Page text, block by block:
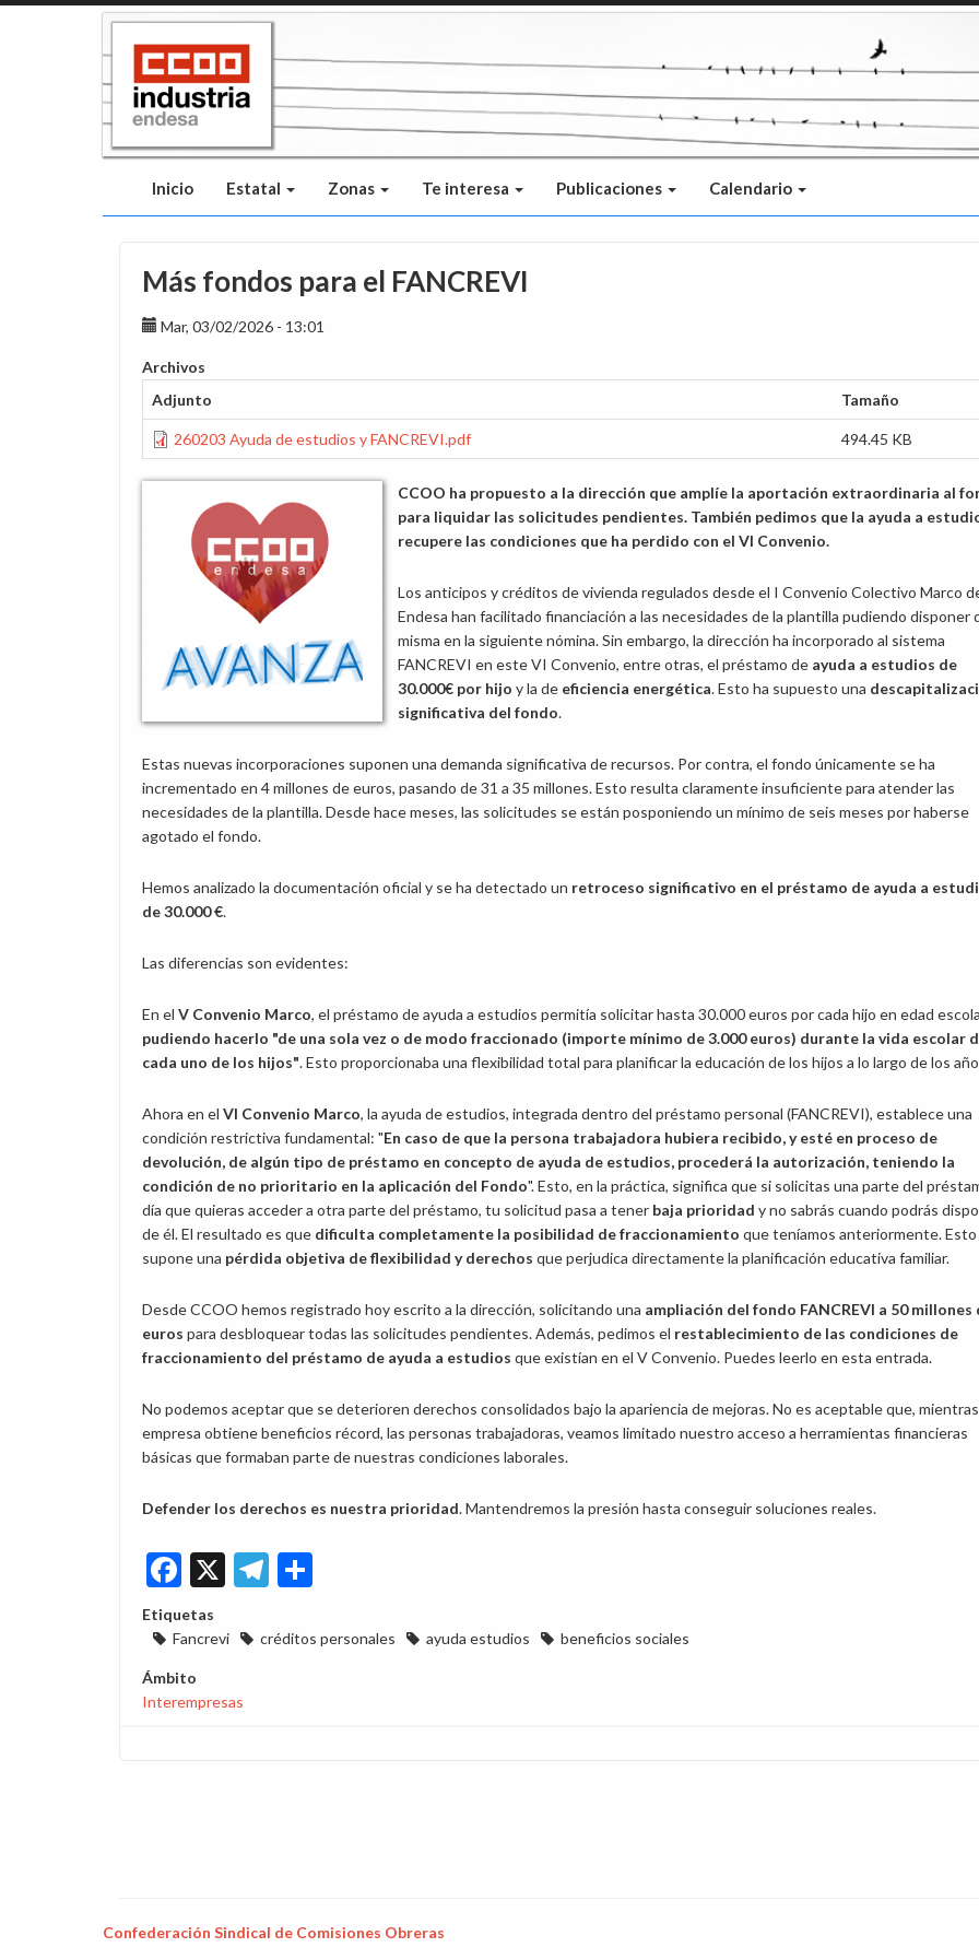
Inicio Estatal Zonas Te interesa Publicaciones Calendario
Más fondos para el FANCREVI
Mar, 03/02/2026 - 13:01
Archivos
Adjunto
Tamaño
260203 Ayuda de estudios y FANCREVI.pdf 494.45 KB
CCOO ha propuesto a la dirección que amplíe la aportación extraordinaria al
para liquidar las solicitudes pendientes. También pedimos que la ayuda a
recupere las condiciones que ha perdido con el VI Convenio.
Los anticipos y créditos de vivienda regulados desde el I Convenio Colectivo Marco
Endesa han facilitado financiación a las necesidades de la plantilla pudiendo disponer
misma en la siguiente nómina. Sin embargo, la dirección ha incorporado al sistema
FANCREVI en este VI Convenio, entre otras, el préstamo de ayuda a estudios de
30.000€ por hijo y la de eficiencia energética. Esto ha supuesto una
significativa del fondo.
Estas nuevas incorporaciones suponen una demanda significativa de recursos. Por contra, el fondo únicamente se ha
incrementado en 4 millones de euros, pasando de 31 a 35 millones. Esto resulta claramente insuficiente para atender las
necesidades de la plantilla. Desde hace meses, las solicitudes se están posponiendo un mínimo de seis meses por haberse
agotado el fondo.
Hemos analizado la documentación oficial y se ha detectado un retroceso significativo en el préstamo de ayuda a
de 30.000 €.
Las diferencias son evidentes:
En el V Convenio Marco, el préstamo de ayuda a estudios permitía solicitar hasta 30.000 euros por cada hijo en edad
pudiendo hacerlo "de una sola vez o de modo fraccionado (importe mínimo de 3.000 euros) durante la vida escolar
cada uno de los hijos". Esto proporcionaba una flexibilidad total para planificar la educación de los hijos a lo largo de los
Ahora en el VI Convenio Marco, la ayuda de estudios, integrada dentro del préstamo personal (FANCREVI), establece una
condición restrictiva fundamental: "En caso de que la persona trabajadora hubiera recibido, y esté en proceso de
devolución, de algún tipo de préstamo en concepto de ayuda de estudios, procederá la autorización, teniendo la
condición de no prioritario en la aplicación del Fondo". Esto, en la práctica, significa que si solicitas una parte del
día que quieras acceder a otra parte del préstamo, tu solicitud pasa a tener baja prioridad y no sabrás cuando podrás
de él. El resultado es que dificulta completamente la posibilidad de fraccionamiento que teníamos anteriormente. Esto
supone una pérdida objetiva de flexibilidad y derechos que perjudica directamente la planificación educativa familiar.
Desde CCOO hemos registrado hoy escrito a la dirección, solicitando una ampliación del fondo FANCREVI a 50 millones
euros para desbloquear todas las solicitudes pendientes. Además, pedimos el restablecimiento de las condiciones de
fraccionamiento del préstamo de ayuda a estudios que existían en el V Convenio. Puedes leerlo en esta entrada.
No podemos aceptar que se deterioren derechos consolidados bajo la apariencia de mejoras. No es aceptable que,
empresa obtiene beneficios récord, las personas trabajadoras, veamos limitado nuestro acceso a herramientas financieras
básicas que formaban parte de nuestras condiciones laborales.
Defender los derechos es nuestra prioridad. Mantendremos la presión hasta conseguir soluciones reales.
Facebook
X Telegram
Etiquetas
Fancrevi
créditos personales ayuda estudios beneficios sociales
Ámbito
Interempresas
Confederación Sindical de Comisiones Obreras